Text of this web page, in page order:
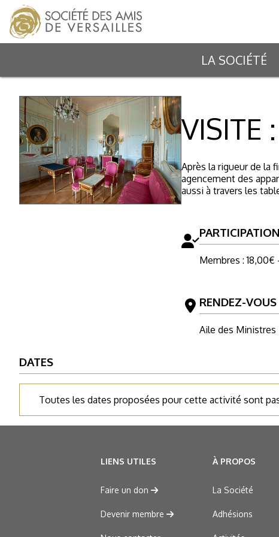
LA SOCIÉTÉ
VISITE
Après la rigueur de la
agencement des
aussi à travers les
PARTICIPATION
Membres :
RENDEZ-VOUS
Aile des
DATES
Toutes les dates proposées pour cette activité sont
LIENS UTILES
Faire un don
Devenir membre
À PROPOS
La Société
Adhésions